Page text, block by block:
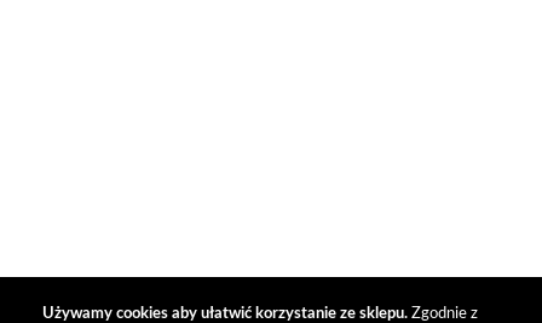
Używamy cookies aby ułatwić korzystanie ze sklepu. Zgodnie z